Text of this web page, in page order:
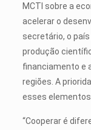
MCTI sobre a
acelerar o
secretário, o
produção
financiamento e
regiões. A
esses
“Cooperar é